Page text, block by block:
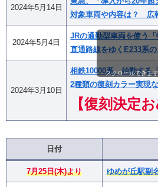
2024年5月14日
対象車両や内容は？ 広
2024年5月4日
JRの通勤型車両を使う
直通路線をゆくE233系の
2024年3月10日
相鉄10000系、始動する
2種類の復刻カラー実現
【復刻決定
スクロールできます
日付
7月25日(木)より ゆめが丘駅副